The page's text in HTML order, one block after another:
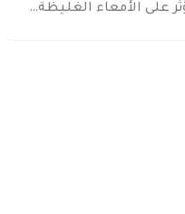
على الأمعاء الغليظة…